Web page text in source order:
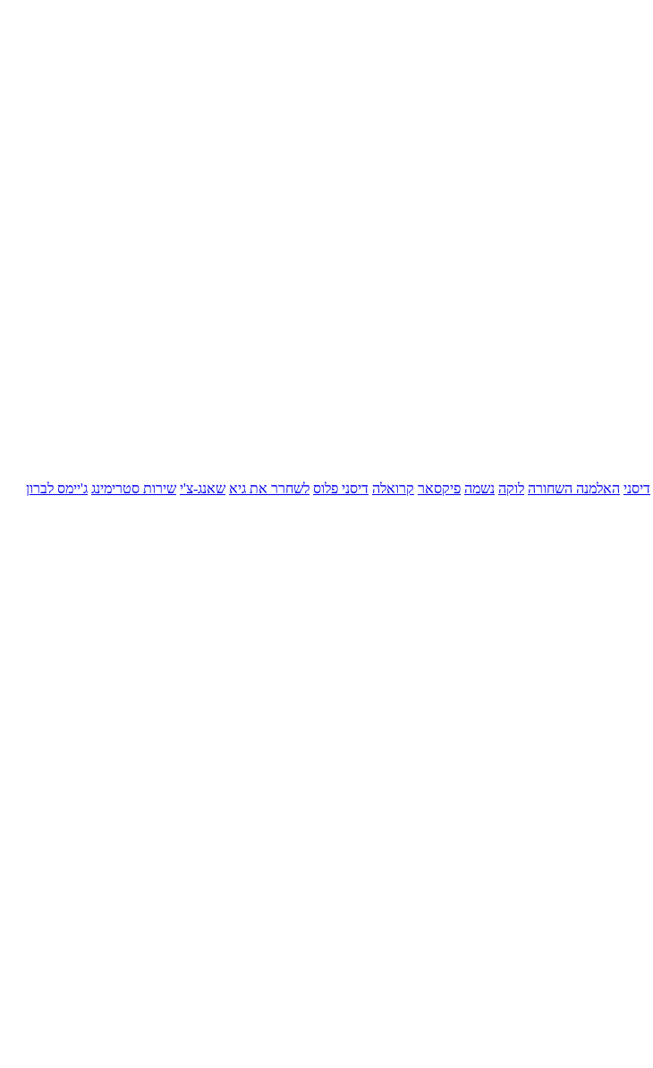
דיסני האלמנה השחורה לוקה נשמה פיקסאר קרואלה דיסני פלוס לשחרר את גיא שאנג-צ'י שירות סטרימינג ג'יימס לברון